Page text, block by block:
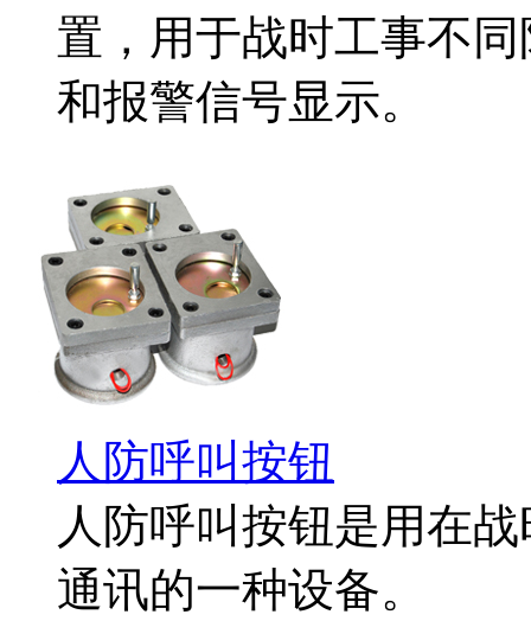
置，用于战时工事不
和报警信号显示。
人防呼叫按钮
人防呼叫按钮是用在
通讯的一种设备。